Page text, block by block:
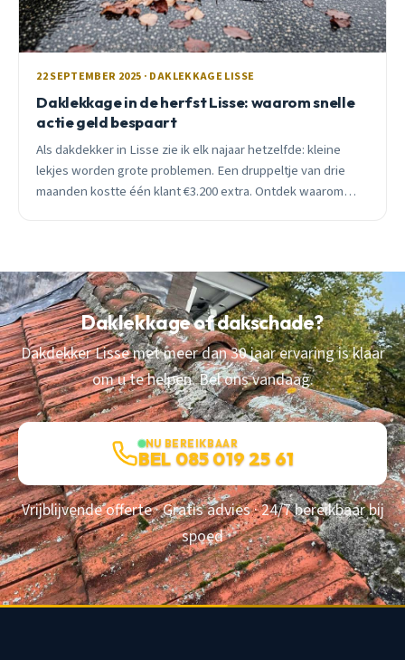
22 SEPTEMBER 2025 · DAKLEKKAGE LISSE
Daklekkage in de herfst Lisse: waarom snelle
actie geld bespaart
Als dakdekker in Lisse zie ik elk najaar hetzelfde: kleine
lekjes worden grote problemen. Een druppeltje van drie
maanden kostte één klant €3.200 extra. Ontdek waarom
Daklekkage of dakschade?
Dakdekker Lisse met meer dan 30 jaar ervaring is klaar
om u te helpen. Bel ons vandaag.
NU BEREIKBAAR
BEL 085 019 25 61
Vrijblijvende offerte · Gratis advies · 24/7 bereikbaar bij
spoed